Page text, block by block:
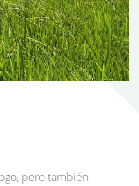
pero también